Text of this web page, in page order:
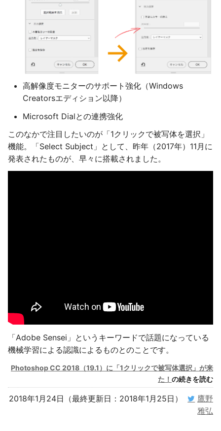
高解像度モニターのサポート強化（Windows
Creatorsエディション以降）
Microsoft Dialとの連携強化
このなかで注目したいのが「1クリックで被写体を選択」
機能。「Select Subject」として、昨年（2017年）11月に
発表されたものが、早々に搭載されました。
「Adobe Sensei」というキーワードで話題になっている
機械学習による認識によるものとのことです。
Photoshop CC 2018（19.1）に「1クリックで被写体選択」が来
た！ の続きを読む
2018年1月24日（最終更新日：2018年1月25日）
鷹野
雅弘